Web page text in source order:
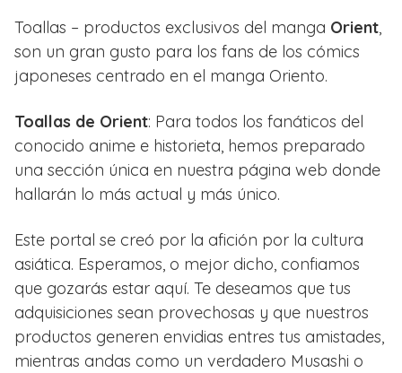
Toallas – productos exclusivos del manga Orient,
son un gran gusto para los fans de los cómics
japoneses centrado en el manga Oriento.
Toallas de Orient: Para todos los fanáticos del
conocido anime e historieta, hemos preparado
una sección única en nuestra página web donde
hallarán lo más actual y más único.
Este portal se creó por la afición por la cultura
asiática. Esperamos, o mejor dicho, confiamos
que gozarás estar aquí. Te deseamos que tus
adquisiciones sean provechosas y que nuestros
productos generen envidias entres tus amistades,
mientras andas como un verdadero Musashi o